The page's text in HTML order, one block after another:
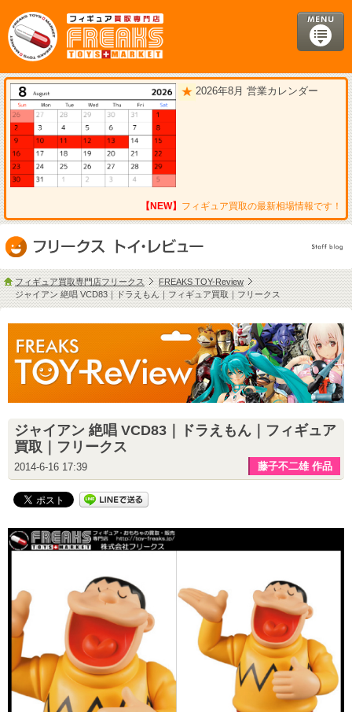
2026年8月 営業カレンダー
【NEW】 フィギュア買取の最新相場情報です！
フィギュア買取専門店フリークス
FREAKS TOY-Review
ジャイアン 絶唱 VCD83｜ドラえもん｜フィギュア買取｜フリークス
ジャイアン 絶唱 VCD83｜ドラえもん｜フィギュア
買取｜フリークス
2014-6-16 17:39 藤子不二雄 作品